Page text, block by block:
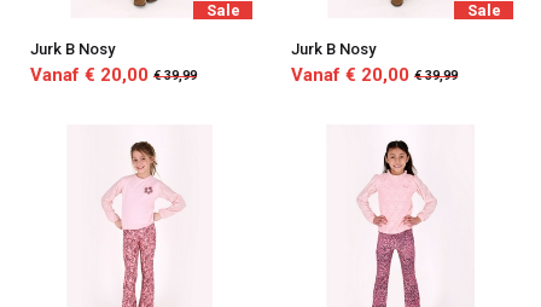
Sale
Jurk B Nosy
Vanaf € 20,00 € 39,99
Sale
Jurk B Nosy
Vanaf € 20,00 € 39,99